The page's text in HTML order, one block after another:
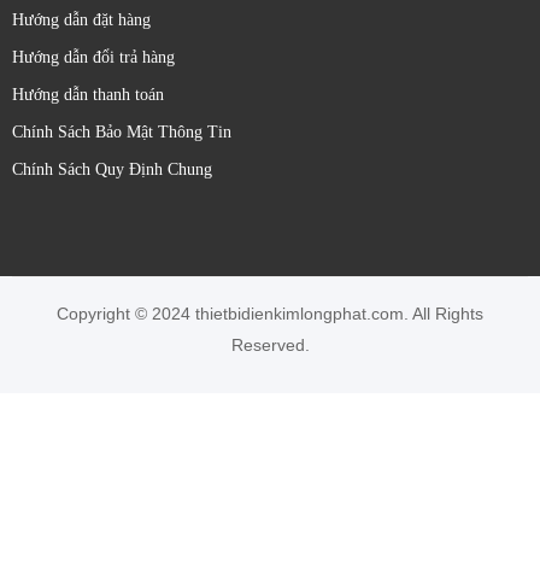
Hướng dẫn đặt hàng
Hướng dẫn đổi trả hàng
Hướng dẫn thanh toán
Chính Sách Bảo Mật Thông Tin
Chính Sách Quy Định Chung
Copyright © 2024 thietbidienkimlongphat.com. All Rights
Reserved.